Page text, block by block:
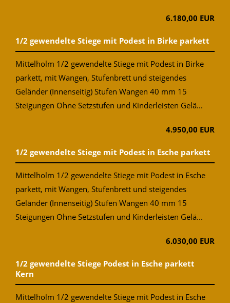
6.180,00 EUR
1/2 gewendelte Stiege mit Podest in Birke parkett
Mittelholm 1/2 gewendelte Stiege mit Podest in Birke
parkett, mit Wangen, Stufenbrett und steigendes
Geländer (Innenseitig) Stufen Wangen 40 mm 15
Steigungen Ohne Setzstufen und Kinderleisten Gelä...
4.950,00 EUR
1/2 gewendelte Stiege mit Podest in Esche parkett
Mittelholm 1/2 gewendelte Stiege mit Podest in Esche
parkett, mit Wangen, Stufenbrett und steigendes
Geländer (Innenseitig) Stufen Wangen 40 mm 15
Steigungen Ohne Setzstufen und Kinderleisten Gelä...
6.030,00 EUR
1/2 gewendelte Stiege Podest in Esche parkett
Kern
Mittelholm 1/2 gewendelte Stiege mit Podest in Esche